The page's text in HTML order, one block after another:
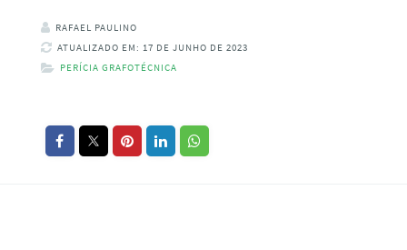
RAFAEL PAULINO
ATUALIZADO EM: 17 DE JUNHO DE 2023
PERÍCIA GRAFOTÉCNICA